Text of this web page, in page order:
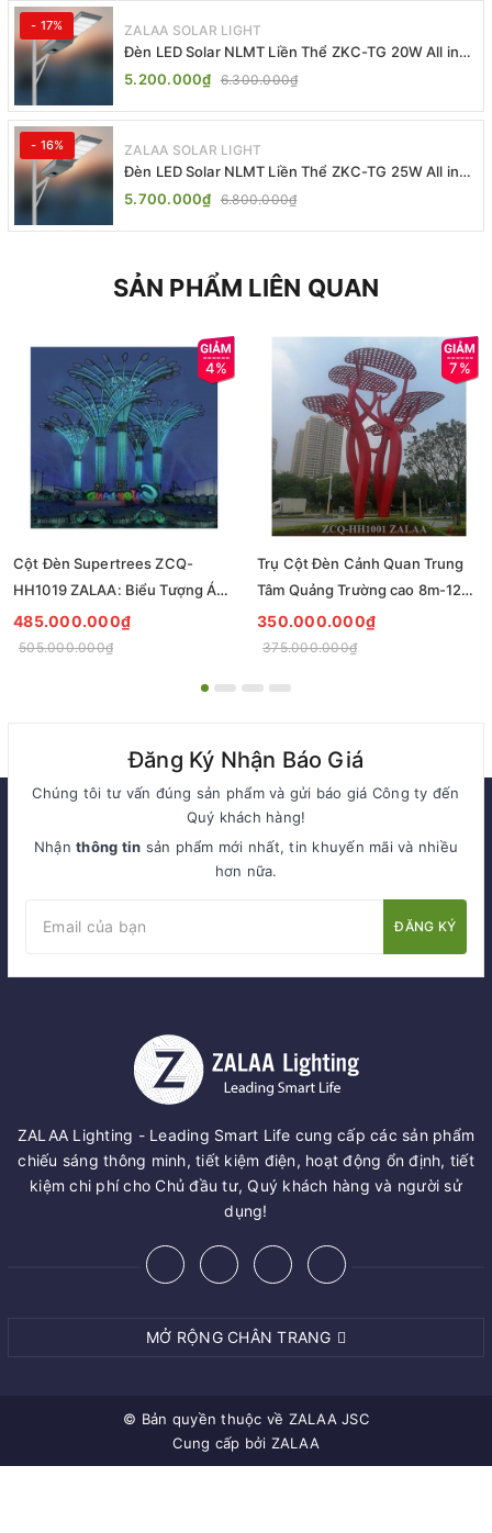
- 17% ZALAA SOLAR LIGHT
Đèn LED Solar NLMT Liền Thể ZKC-TG 20W All in
One | ZALAA Street Light
5.200.000₫ 6.300.000₫
- 16% ZALAA SOLAR LIGHT
Đèn LED Solar NLMT Liền Thể ZKC-TG 25W All in
One | ZALAA Street Light
5.700.000₫ 6.800.000₫
SẢN PHẨM LIÊN QUAN
4%
Cột Đèn Supertrees ZCQ-
HH1019 ZALAA: Biểu Tượng Ánh
Sáng Cho Đại Đô Thị
485.000.000₫
505.000.000₫
7%
Trụ Cột Đèn Cảnh Quan Trung
Tâm Quảng Trường cao 8m-12m
ZCQ-HH1001 ZALAA Fortune
Tree Series
350.000.000₫
375.000.000₫
Đăng Ký Nhận Báo Giá
Chúng tôi tư vấn đúng sản phẩm và gửi báo giá Công ty đến
Quý khách hàng!
Nhậnthông tin sản phẩm mới nhất, tin khuyến mãi và nhiều
hơn nữa.
ĐĂNG KÝ
ZALAA Lighting - Leading Smart Life cung cấp các sản phẩm
chiếu sáng thông minh, tiết kiệm điện, hoạt động ổn định, tiết
kiệm chi phí cho Chủ đầu tư, Quý khách hàng và người sử
dụng!
MỞ RỘNG CHÂN TRANG
© Bản quyền thuộc về ZALAA JSC
Cung cấp bởi ZALAA